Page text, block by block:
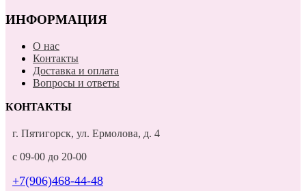
ИНФОРМАЦИЯ
О нас
Контакты
Доставка и оплата
Вопросы и ответы
КОНТАКТЫ
г. Пятигорск, ул. Ермолова, д. 4
с 09-00 до 20-00
+7(906)468-44-48